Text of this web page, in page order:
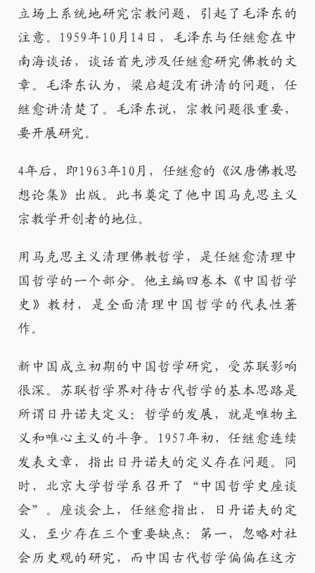
立场上系统地研究宗教问题，引起了毛泽东的
注意。1959年10月14日，毛泽东与任继愈在中
南海谈话，谈话首先涉及任继愈研究佛教的文
章。毛泽东认为，梁启超没有讲清的问题，任
继愈讲清楚了。毛泽东说，宗教问题很重要，
要开展研究。
4年后，即1963年10月，任继愈的《汉唐佛教思
想论集》出版。此书奠定了他中国马克思主义
宗教学开创者的地位。
用马克思主义清理佛教哲学，是任继愈清理中
国哲学的一个部分。他主编四卷本《中国哲学
史》教材，是全面清理中国哲学的代表性著
作。
新中国成立初期的中国哲学研究，受苏联影响
很深。苏联哲学界对待古代哲学的基本思路是
所谓日丹诺夫定义：哲学的发展，就是唯物主
义和唯心主义的斗争。1957年初，任继愈连续
发表文章，指出日丹诺夫的定义存在问题。同
时，北京大学哲学系召开了“中国哲学史座谈
会”。座谈会上，任继愈指出，日丹诺夫的定
义，至少存在三个重要缺点：第一，忽略对社
会历史观的研究，而中国古代哲学偏偏在这方